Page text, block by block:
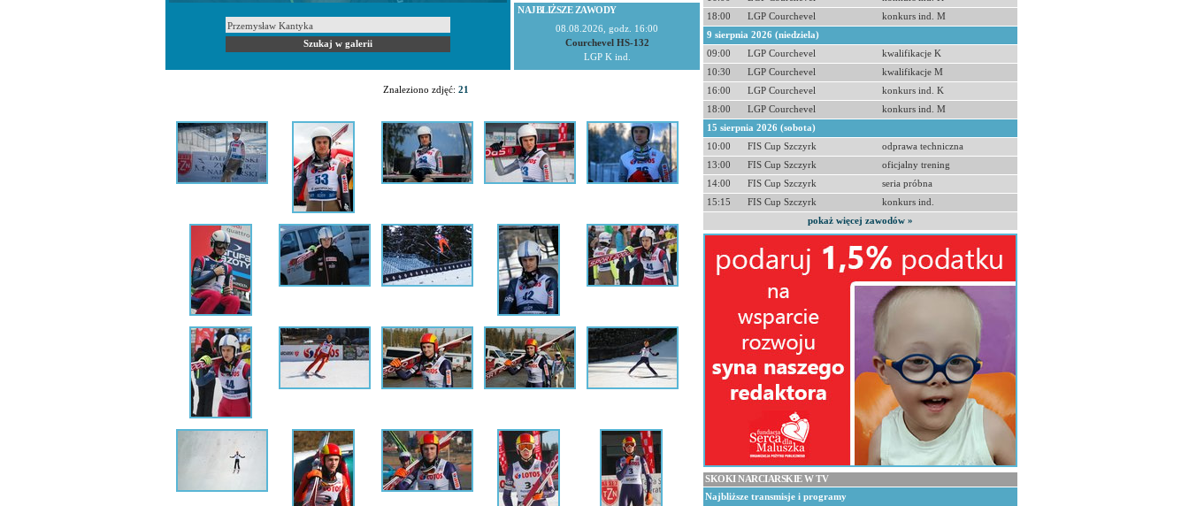
NAJBLIŻSZE ZAWODY
08.08.2026, godz. 16:00
Courchevel HS-132
LGP K ind.
Znaleziono zdjęć: 21
18:00
LGP Courchevel
konkurs ind. M
9 sierpnia 2026 (niedziela)
09:00
LGP Courchevel
kwalifikacje K
10:30
LGP Courchevel
kwalifikacje M
16:00
LGP Courchevel
konkurs ind. K
18:00
LGP Courchevel
konkurs ind. M
15 sierpnia 2026 (sobota)
10:00
FIS Cup Szczyrk
odprawa techniczna
13:00
FIS Cup Szczyrk
oficjalny trening
14:00
FIS Cup Szczyrk
seria próbna
15:15
FIS Cup Szczyrk
konkurs ind.
pokaż więcej zawodów »
SKOKI NARCIARSKIE W TV
Najbliższe transmisje i programy